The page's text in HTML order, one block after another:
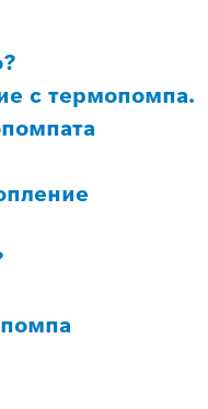
с термопомпа.